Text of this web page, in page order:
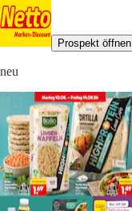
Prospekt öffnen
neu